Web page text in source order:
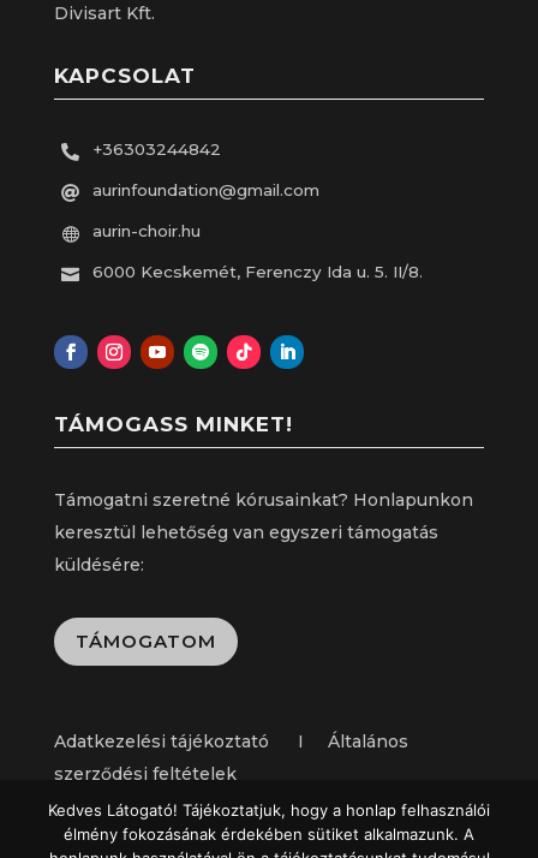
Divisart Kft.
KAPCSOLAT
 +36303244842
 aurinfoundation@gmail.com
 aurin-choir.hu
 6000 Kecskemét, Ferenczy Ida u. 5. II/8.
TÁMOGASS MINKET!
Támogatni szeretné kórusainkat? Honlapunkon
keresztül lehetőség van egyszeri támogatás
küldésére:
TÁMOGATOM
Adatkezelési tájékoztató I Általános
szerződési feltételek
Kedves Látogató! Tájékoztatjuk, hogy a honlap felhasználói
élmény fokozásának érdekében sütiket alkalmazunk. A